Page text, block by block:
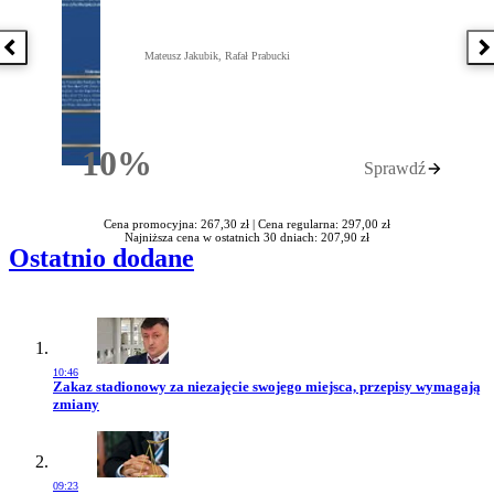
Poprzednia książka
10%Rabatu
Mateusz Jakubik, Rafał Prabucki
Sprawdź
Cena promocyjna: 267,30 zł | Cena regularna: 297,00 zł
Najniższa cena w ostatnich 30 dniach: 207,90 zł
Ostatnio dodane
10:46
Przejdź do artykułu:
Zakaz stadionowy za niezajęcie swojego miejsca, przepisy wymagają
zmiany
09:23